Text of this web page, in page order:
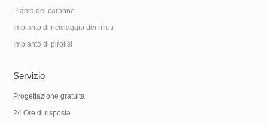
Pianta del carbone
Impianto di riciclaggio dei rifiuti
Impianto di pirolisi
Servizio
Progettazione gratuita
24 Ore di risposta